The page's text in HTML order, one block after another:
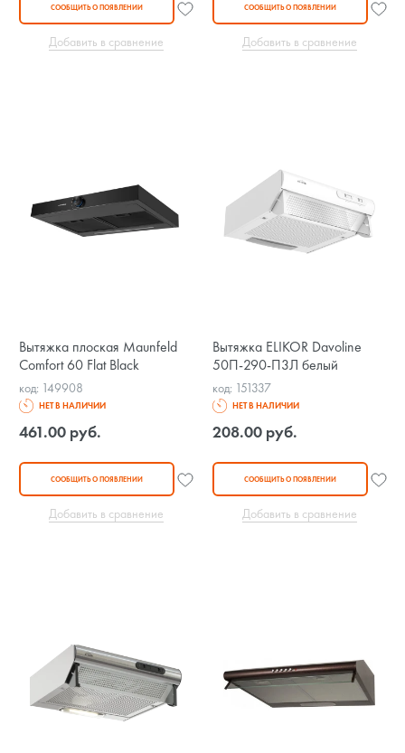
СООБЩИТЬ О ПОЯВЛЕНИИ
Добавить в сравнение
СООБЩИТЬ О ПОЯВЛЕНИИ
Добавить в сравнение
Вытяжка плоская Maunfeld
Comfort 60 Flat Black
код: 149908
НЕТ В НАЛИЧИИ
461.00 руб.
СООБЩИТЬ О ПОЯВЛЕНИИ
Добавить в сравнение
Вытяжка ELIKOR Davoline
50П-290-П3Л белый
код: 151337
НЕТ В НАЛИЧИИ
208.00 руб.
СООБЩИТЬ О ПОЯВЛЕНИИ
Добавить в сравнение